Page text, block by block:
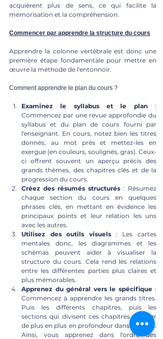
acquièrent plus de sens, ce qui facilite la
mémorisation et la compréhension.
Commencer par apprendre la structure du cours
Apprendre la colonne vertébrale est donc une
première étape fondamentale pour mettre en
œuvre la méthode de l'entonnoir.
Comment apprendre le plan du cours ?
Examinez le syllabus et le plan :
Commencez par une revue approfondie du
syllabus et du plan de cours fourni par
l'enseignant. En cours, notez bien les titres
donnés, au mot près et mettez-les en
exergue (en couleurs, soulignés, gras). Ceux-
ci offrent souvent un aperçu précis des
grands thèmes, des chapitres clés et de la
progression du cours.
Créez des résumés structurés : Résumez
chaque section du cours en quelques
phrases clés, en mettant en évidence les
principaux points et leur relation les uns
avec les autres.
Utilisez des outils visuels : Les cartes
mentales donc, les diagrammes et les
schémas peuvent aider à visualiser la
structure du cours. Cela rend les relations
entre les différentes parties plus claires et
plus mémorables.
Apprenez du général vers le spécifique :
Commencez à apprendre les grands titres.
Puis les différents chapitres, puis les
sections qui divisent ces chapitres. Et aller
de plus en plus en profondeur dans le cours.
Ainsi, vous apprenez dans l'ordre des